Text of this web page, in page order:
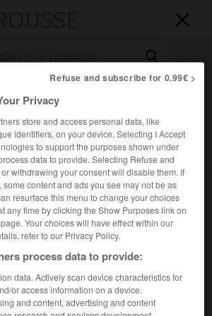


[litterature]> Pierre Viret
Viret
de l'ouvrage Larousse « Dictionnaire
».
protestant suisse (Orbe 1511 –
Refuse and subscribe for 0.99€ >
Privacy
store and access personal data, like
identifiers, on your device. Selecting I Accept
to support the purposes shown under
data to provide. Selecting Refuse and
withdrawing your consent will disable them. If
content and ads you see may not be as
resurface this menu to change your choices
any time by clicking the Show Purposes link on
Your choices will have effect within our
refer to our Privacy Policy.
process data to provide:
data. Actively scan device characteristics for
or access information on a device.
and content, advertising and content